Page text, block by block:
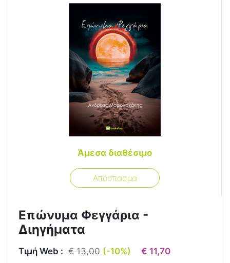
Άμεσα διαθέσιμο
Απόσπασμα
Επώνυμα Φεγγάρια -
Διηγήματα
Τιμή Web : € 13,00 (-10%) € 11,70